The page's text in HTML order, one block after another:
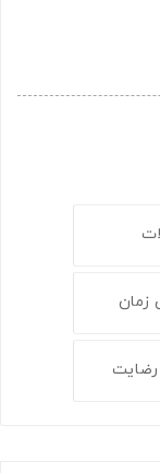
زمان